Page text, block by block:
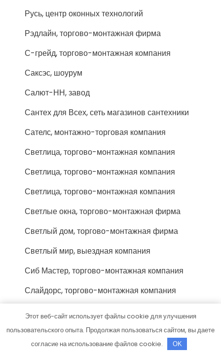
Русь, центр оконных технологий
Рэдлайн, торгово-монтажная фирма
С-грейд, торгово-монтажная компания
Саксэс, шоурум
Салют-НН, завод
Сантех для Всех, сеть магазинов сантехники
Сателс, монтажно-торговая компания
Светлица, торгово-монтажная компания
Светлица, торгово-монтажная компания
Светлица, торгово-монтажная компания
Светлые окна, торгово-монтажная фирма
Светлый дом, торгово-монтажная фирма
Светлый мир, выездная компания
Сиб Мастер, торгово-монтажная компания
Слайдорс, торгово-монтажная компания
Смк Поток, торгово-монтажная фирма
Сок-Тольятти люкс, торгово-монтажная
Этот веб-сайт использует файлы cookie для улучшения
пользовательского опыта. Продолжая пользоваться сайтом, вы даете
согласие на использование файлов cookie.
OK